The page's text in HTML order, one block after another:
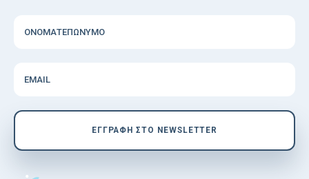
ΟΝΟΜΑΤΕΠΩΝΥΜΟ
EMAIL
EΓΓΡΑΦΗ ΣΤΟ NEWSLETTER